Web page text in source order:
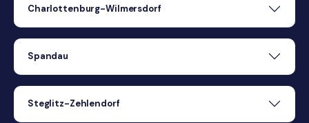
Charlottenburg-Wilmersdorf
Spandau
Steglitz-Zehlendorf